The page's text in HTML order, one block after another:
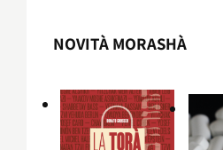
NOVITÀ MORASHÀ